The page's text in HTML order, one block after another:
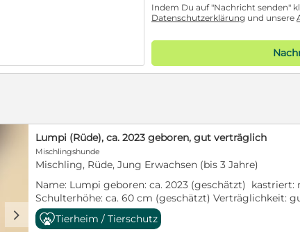
Indem Du auf "Nachricht senden"
Datenschutzerklärung und unsere
d
Lumpi (Rüde), ca. 2023 geboren, gut verträglich
Mischlingshunde
Mischling, Rüde, Jung Erwachsen (bis 3 Jahre)
Name: Lumpi geboren: ca. 2023 (geschätzt) kastriert:
Schulterhöhe: ca. 60 cm (geschätzt) Verträglichkeit:
bekannt, kann nicht getestet werden derzeit:
und Wesen: Lumpi ist einer von vielen Fundhunden
Tierheim / Tierschutz